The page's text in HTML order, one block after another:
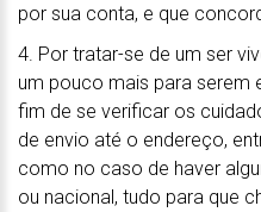
por sua conta, e que
4. Por tratar-se de um ser
um pouco mais para serem
fim de se verificar os
de envio até o endereço,
como no caso de haver
ou nacional, tudo para que